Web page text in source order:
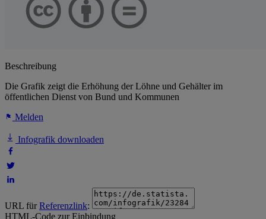
Beschreibung
Die Grafik zeigt die Erhöhung der Löhne und Gehälter im
öffentlichen Dienst von Bund und Kommunen
Melden
Infografik downloaden
URL fürReferenzlink:
HTML-Code zur Einbindung